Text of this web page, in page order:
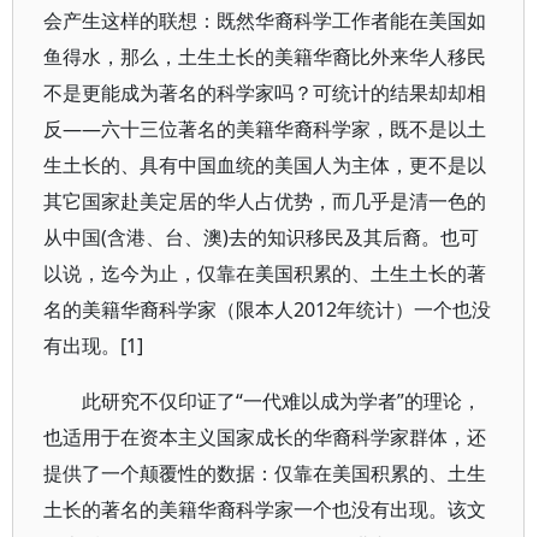
会产生这样的联想：既然华裔科学工作者能在美国如
鱼得水，那么，土生土长的美籍华裔比外来华人移民
不是更能成为著名的科学家吗？可统计的结果却却相
反——六十三位著名的美籍华裔科学家，既不是以土
生土长的、具有中国血统的美国人为主体，更不是以
其它国家赴美定居的华人占优势，而几乎是清一色的
从中国(含港、台、澳)去的知识移民及其后裔。也可
以说，迄今为止，仅靠在美国积累的、土生土长的著
名的美籍华裔科学家（限本人2012年统计）一个也没
有出现。[1]
此研究不仅印证了“一代难以成为学者”的理论，
也适用于在资本主义国家成长的华裔科学家群体，还
提供了一个颠覆性的数据：仅靠在美国积累的、土生
土长的著名的美籍华裔科学家一个也没有出现。该文